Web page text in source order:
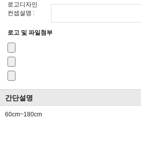
로고디자인
컨셉설명 :
로고 및 파일첨부
간단설명
60cm~180cm